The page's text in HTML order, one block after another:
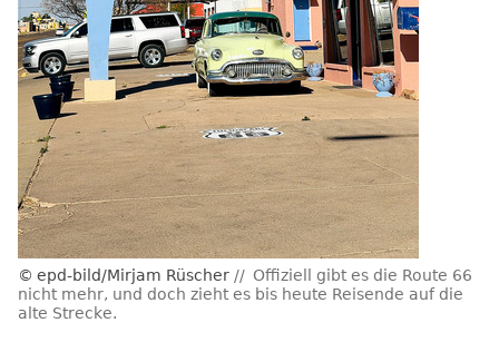
epd-bild/Mirjam Rüscher
Offiziell gibt es die Route 66
nicht mehr, und doch zieht es bis heute Reisende auf die
alte Strecke.